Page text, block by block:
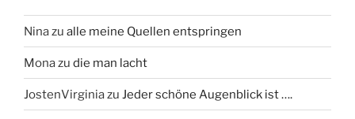
Ninazu alle meine Quellen entspringen
Monazu die man lacht
JostenVirginiazu Jeder schöne Augenblick ist ….